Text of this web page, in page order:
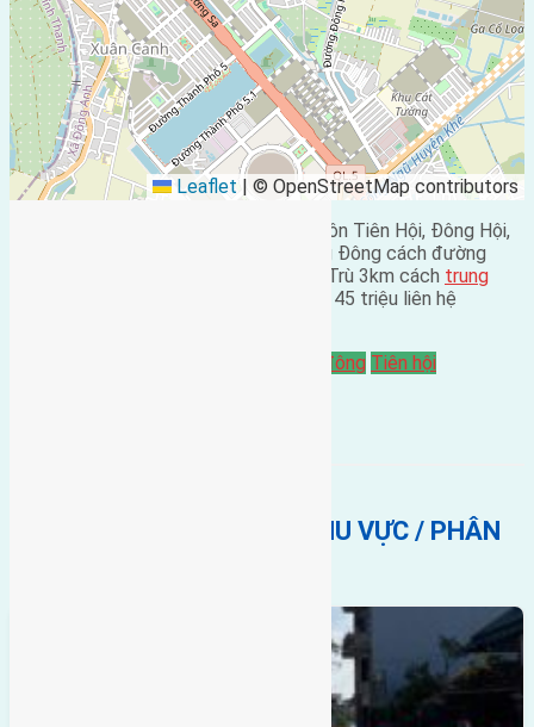
Leaflet | © OpenStreetMap contributors
Cần bán 70m2(5×14) đất trục chính thôn Tiên Hội, Đông Hội,
huyện Đông Anh đường rộng 5m hướng Đông cách đường
quốc lộ 3 khoảng 50m cách cầu Đông Trù 3km cách trung
2km giá 45 triệu liên hệ
hướng đông Tiên hội
BẤT ĐỘNG SẢN CÙNG KHU VỰC / PHÂN